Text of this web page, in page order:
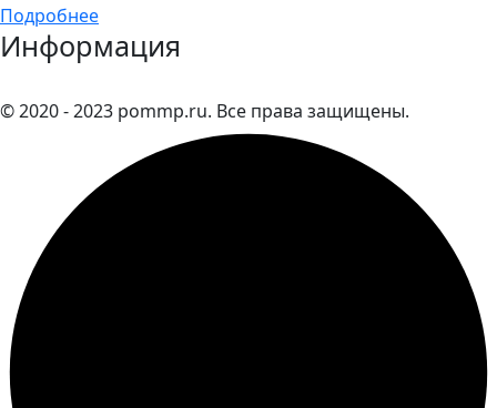
Подробнее
Информация
© 2020 - 2023 pommp.ru. Все права защищены.